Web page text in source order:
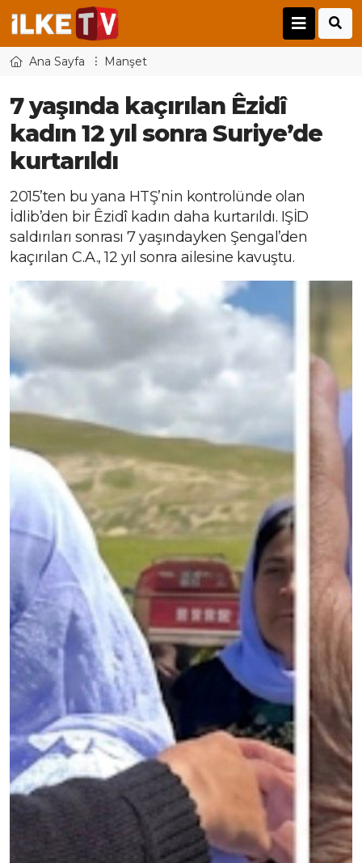
Ana Sayfa Manşet
7 yaşında kaçırılan Êzidî
kadın 12 yıl sonra Suriye’de
kurtarıldı
2015’ten bu yana HTŞ’nin kontrolünde olan
İdlib’den bir Êzidî kadın daha kurtarıldı. IŞİD
saldırıları sonrası 7 yaşındayken Şengal’den
kaçırılan C.A., 12 yıl sonra ailesine kavuştu.